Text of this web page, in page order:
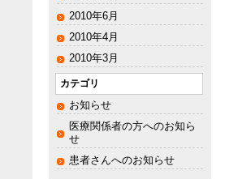
2010年6月
2010年4月
2010年3月
カテゴリ
お知らせ
医療関係者の方へのお知ら
せ
患者さんへのお知らせ